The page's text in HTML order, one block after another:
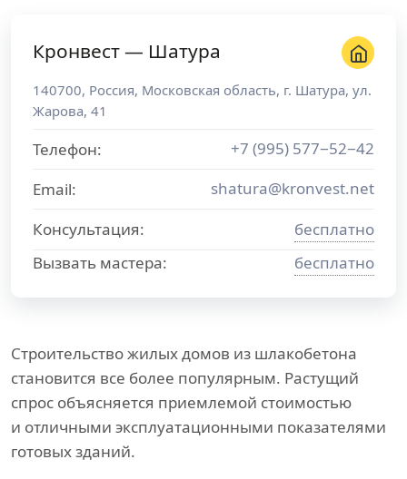
Строительство жилых домов из шлакобетона
становится все более популярным. Растущий
спрос объясняется приемлемой стоимостью
и отличными эксплуатационными показателями
готовых зданий.
Кронвест — Шатура
140700, Россия, Московская область, г. Шатура, ул.
Жарова, 41
Телефон:
+7 (995) 577−52−42
Email:
shatura@kronvest.net
Консультация:
бесплатно
Вызвать мастера:
бесплатно